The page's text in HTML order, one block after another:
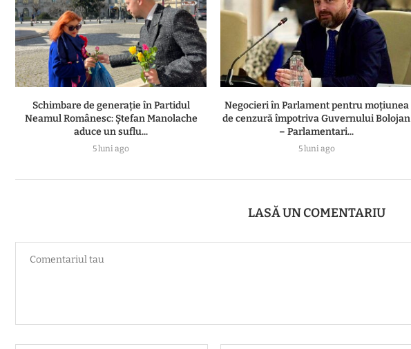
Schimbare de generație în Partidul
Neamul Românesc: Ștefan Manolache
aduce un suflu...
5 luni ago
Negocieri în Parlament pentru moțiunea
de cenzură împotriva Guvernului Bolojan
– Parlamentari...
5 luni ago
LASĂ UN COMENTARIU